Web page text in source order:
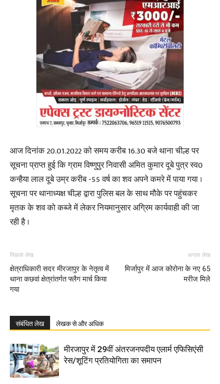
आज दिनांक 20.01.2022 को समय करीब 16.30 बजे थाना चील्ह पर
सूचना प्राप्त हुई कि ग्राम विष्णुपुर निवासी अमित कुमार दूबे पुत्र स्व0
कन्हैया लाल दूबे उम्र करीब -55 वर्ष का शव अपने कमरे में पाया गया ।
सूचना पर थानाध्यक्ष चील्ह द्वारा पुलिस बल के साथ मौके पर पहुंचकर
मृतक के शव को कब्जे में लेकर नियमानुसार अग्रिम कार्यवाही की जा
रही है ।
पिछला लेख
क्षेत्राधिकारी सदर मीरजापुर के नेतृत्व में
थाना कछवां क्षेत्रांतर्गत फ्लैग मार्च किया
गया
अगला लेख
मिर्जापुर में आज कोरोना के नए 65
मरीज मिले
संबंधित लेख लेखक से और अधिक
मीरजापुर में 29वीं अंतरजनपदीय एलार्म एफिसिएंसी
रेस/शूटिंग प्रतियोगिता का समापन